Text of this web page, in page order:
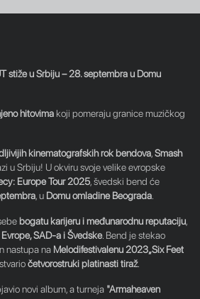
stiže u Srbiju – 28. septembra u Domu
hitovima koji pomeraju granice muzičkog
kinematografskih rok bendova,Smash
u Srbiju! U okviru svoje velike evropske
Europe Tour 2025, švedski bend će
, u Domu omladine Beograda
bogatu karijeru i međunarodnu reputaciju,
Evrope, SAD-a i Švedske. Bend je stekao
nastupa na Melodifestivalenu 2023„Six Feet
četvorostruki platinasti tiraž.
novi album, a turneja "Armaheaven